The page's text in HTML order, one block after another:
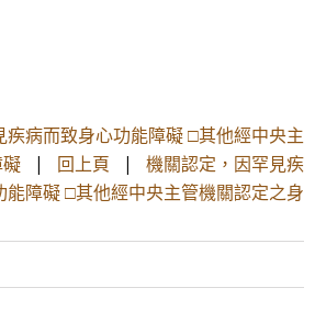
病而致身心功能障礙 □其他經中央主
| 回上頁 | 機關認定，因罕見疾
能障礙 □其他經中央主管機關認定之身